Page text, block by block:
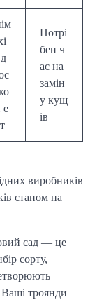
е
Потрі
бен ч
ас на
замін
у кущ
ів
виробників
станом на
сад — це
сорту,
троянди